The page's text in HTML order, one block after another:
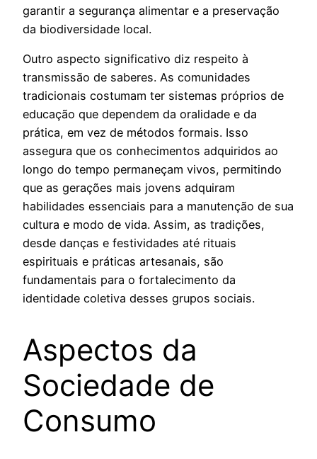
garantir a segurança alimentar e a preservação
da biodiversidade local.
Outro aspecto significativo diz respeito à
transmissão de saberes. As comunidades
tradicionais costumam ter sistemas próprios de
educação que dependem da oralidade e da
prática, em vez de métodos formais. Isso
assegura que os conhecimentos adquiridos ao
longo do tempo permaneçam vivos, permitindo
que as gerações mais jovens adquiram
habilidades essenciais para a manutenção de sua
cultura e modo de vida. Assim, as tradições,
desde danças e festividades até rituais
espirituais e práticas artesanais, são
fundamentais para o fortalecimento da
identidade coletiva desses grupos sociais.
Aspectos da
Sociedade de
Consumo